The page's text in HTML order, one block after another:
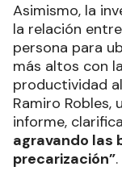
Asimismo, la
la relación
persona para
más altos con
productividad
Ramiro Robles,
informe,
agravando las
precarización”.